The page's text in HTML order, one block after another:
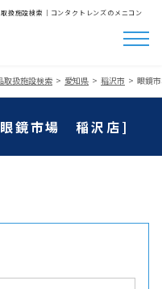
扱施設検索│コンタクトレンズのメニコン
取扱施設検索 愛知県 稲沢市 眼鏡
鏡市場 稲沢店]